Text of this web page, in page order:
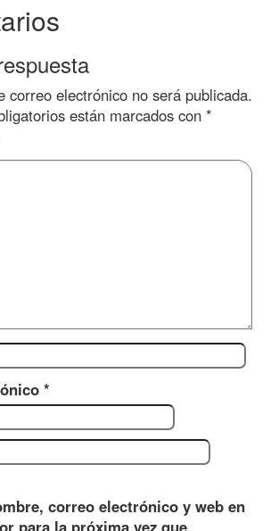
correo electrónico no será publicada.
están marcados con *
*
correo electrónico y web en
para la próxima vez que